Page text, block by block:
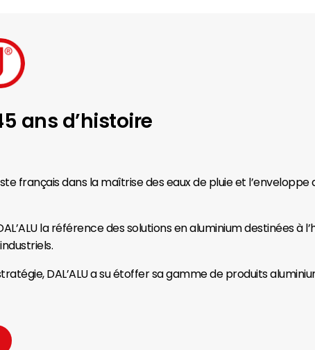
ans d’histoire
français dans la maîtrise des eaux de pluie et
la référence des solutions en aluminium destinées à
DAL’ALU a su étoffer sa gamme de produits